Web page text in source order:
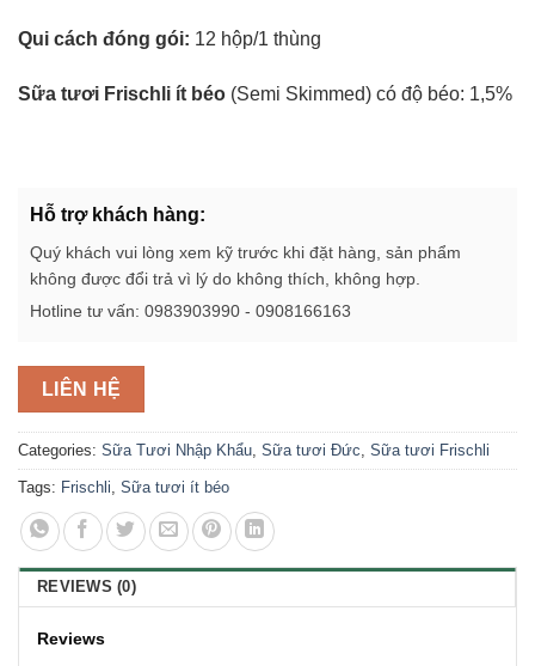
Qui cách đóng gói: 12 hộp/1 thùng
Sữa tươi Frischli ít béo (Semi Skimmed) có độ béo: 1,5%
Hỗ trợ khách hàng:
Quý khách vui lòng xem kỹ trước khi đặt hàng, sản phẩm
không được đổi trả vì lý do không thích, không hợp.
Hotline tư vấn: 0983903990 - 0908166163
LIÊN HỆ
Categories: Sữa Tươi Nhập Khẩu Sữa tươi Đức Sữa tươi Frischli
Tags: Frischli Sữa tươi ít béo
REVIEWS (0)
Reviews